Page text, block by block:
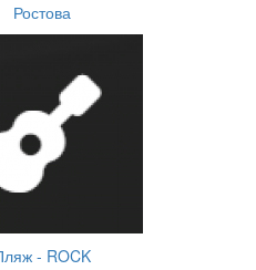
Ростова
- ROCK